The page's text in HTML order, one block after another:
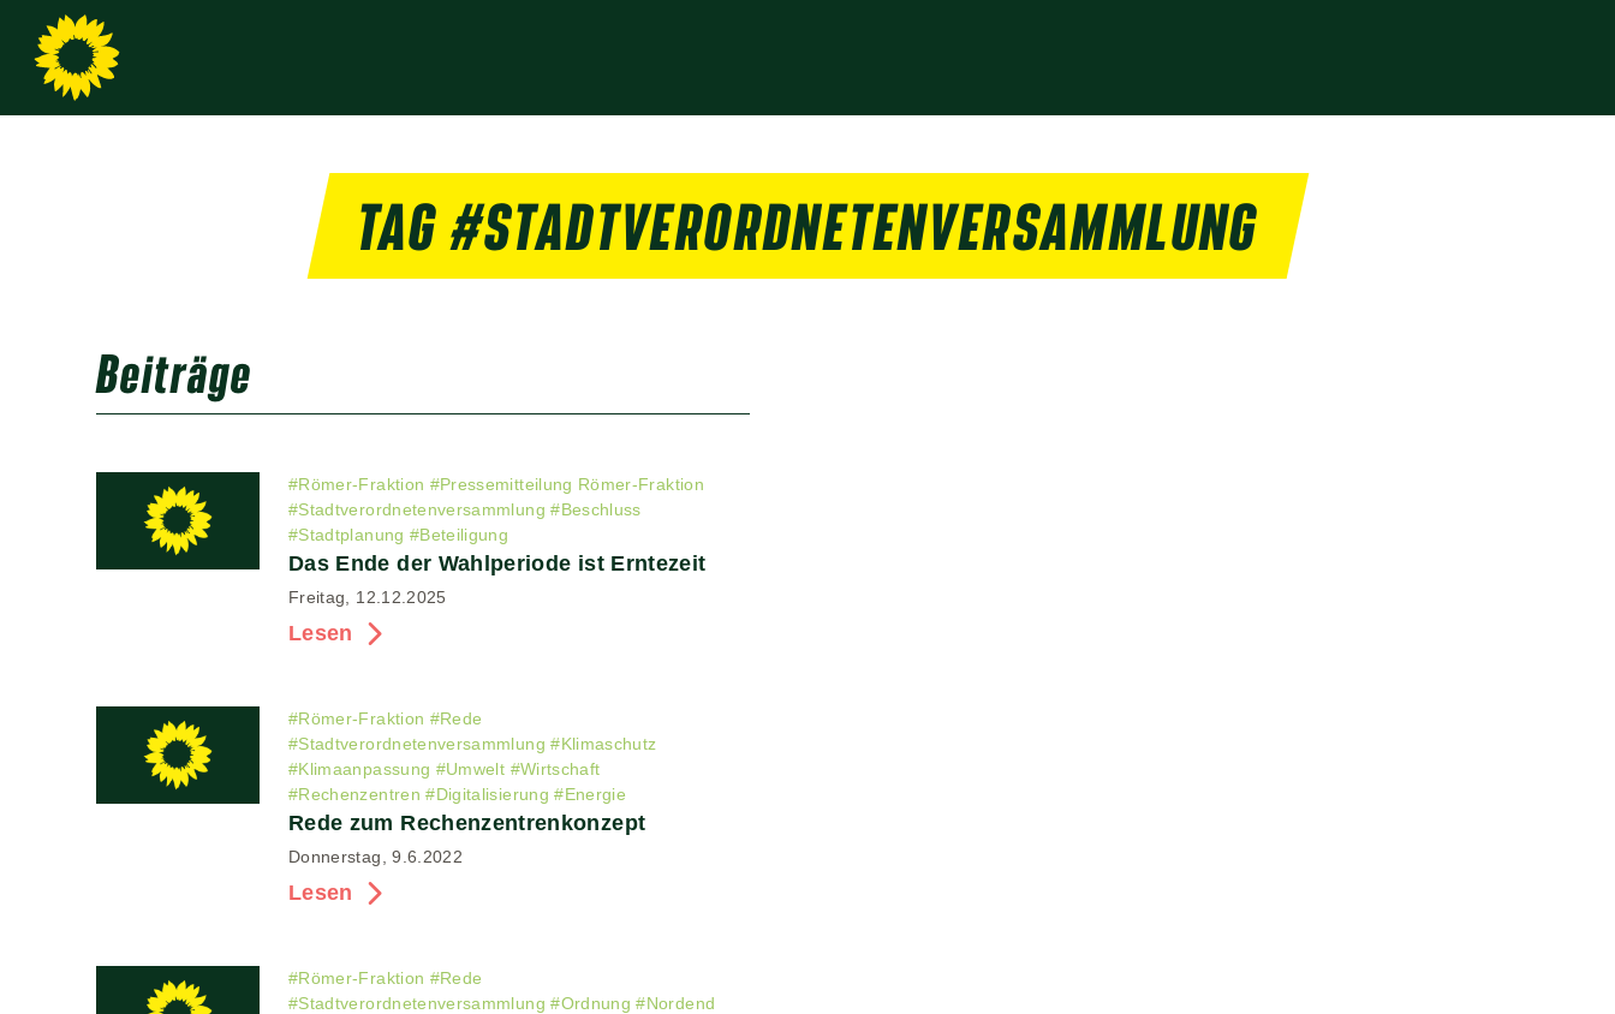
TAG #STADTVERORDNETENVERSAMMLUNG
Beiträge
#Römer-Fraktion #Pressemitteilung Römer-Fraktion
#Stadtverordnetenversammlung #Beschluss
#Stadtplanung #Beteiligung
Das Ende der Wahlperiode ist Erntezeit
Freitag, 12.12.2025
Lesen
#Römer-Fraktion #Rede
#Stadtverordnetenversammlung #Klimaschutz
#Klimaanpassung #Umwelt #Wirtschaft
#Rechenzentren #Digitalisierung #Energie
Rede zum Rechenzentrenkonzept
Donnerstag, 9.6.2022
Lesen
#Römer-Fraktion #Rede
#Stadtverordnetenversammlung #Ordnung #Nordend